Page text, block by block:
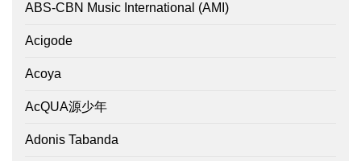
ABS-CBN Music International (AMI)
Acigode
Acoya
AcQUA源少年
Adonis Tabanda